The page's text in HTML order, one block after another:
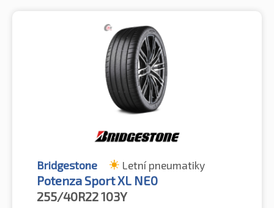
Bridgestone Letní pneumatiky
Potenza Sport XL NE0
255/40R22103Y